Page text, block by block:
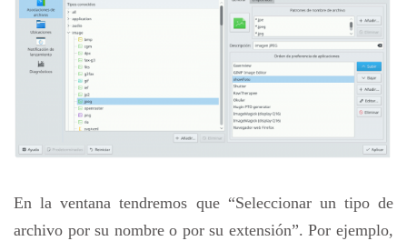
En la ventana tendremos que “Seleccionar un tipo de
archivo por su nombre o por su extensión”. Por ejemplo,